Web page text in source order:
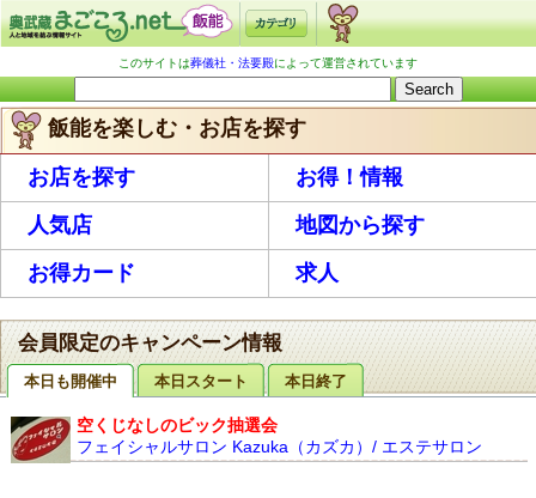
このサイトは葬儀社・法要殿によって運営されています
飯能を楽しむ・お店を探す
お店を探す
お得！情報
人気店
地図から探す
お得カード
求人
会員限定のキャンペーン情報
本日も開催中 本日スタート 本日終了
空くじなしのビック抽選会
フェイシャルサロン Kazuka（カズカ）/ エステサロン